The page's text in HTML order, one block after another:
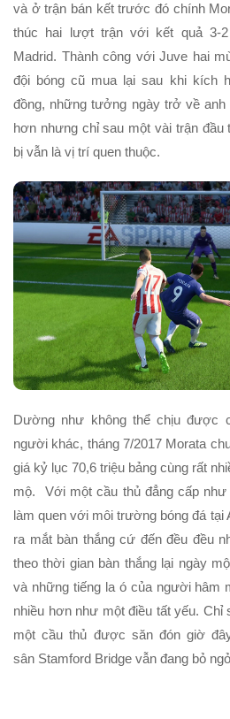
và ở trận bán kết trước đó chính
thúc hai lượt trận với kết quả 3-
Madrid. Thành công với Juve hai
đội bóng cũ mua lại sau khi kích
đồng, những tưởng ngày trở về
hơn nhưng chỉ sau một vài trận đầu
bị vẫn là vị trí quen thuộc.
Dường như không thể chịu được
người khác, tháng 7/2017 Morata
giá kỷ lục 70,6 triệu bảng cùng rất
mộ. Với một cầu thủ đẳng cấp như
làm quen với môi trường bóng đá tại
ra mắt bàn thắng cứ đến đều đều
theo thời gian bàn thắng lại ngày
và những tiếng la ó của người hâm
nhiều hơn như một điều tất yếu.
một cầu thủ được săn đón giờ
sân Stamford Bridge vẫn đang bỏ ngỏ